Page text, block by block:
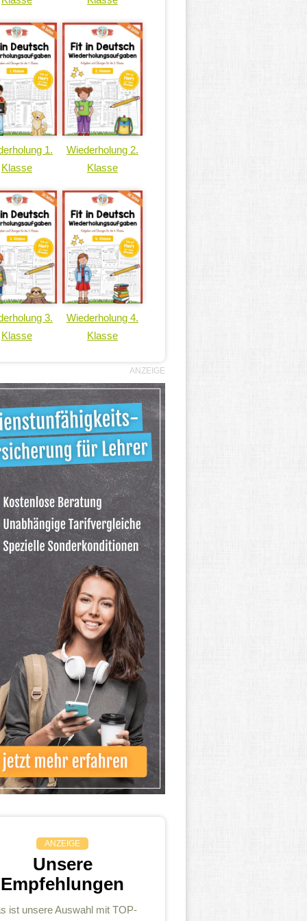
1.
Klasse
Wiederholung 2.
Klasse
3.
Klasse
Wiederholung 4.
Klasse
ANZEIGE
ANZEIGE
Unsere
Empfehlungen
ist unsere Auswahl mit TOP-